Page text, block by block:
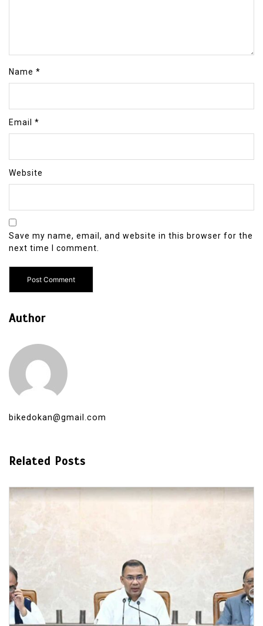
Name *
Email *
Website
Save my name, email, and website in this browser for the
next time I comment.
Author
bikedokan@gmail.com
Related Posts